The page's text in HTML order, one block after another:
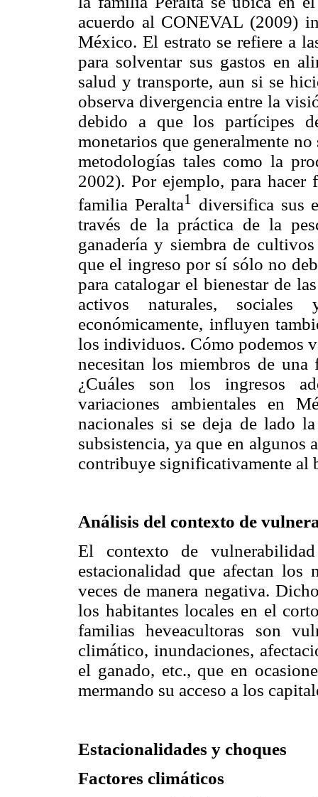
acuerdo al CONEVAL (2009)
México. El estrato se refiere a
para solventar sus gastos en
salud y transporte, aun si se
observa divergencia entre la
debido a que los partícipes
monetarios que generalmente
metodologías tales como la
2002). Por ejemplo, para
familia Peralta1
diversifica sus
través de la práctica de la
ganadería y siembra de
que el ingreso por sí sólo no
para catalogar el bienestar de
activos naturales,
económicamente, influyen
los individuos. Cómo podemos
necesitan los miembros de
¿Cuáles son los ingresos
variaciones ambientales en
nacionales si se deja de lado
subsistencia, ya que en algunos
contribuye significativamente al
Análisis del contexto de
El contexto de
estacionalidad que afectan los
veces de manera negativa.
los habitantes locales en el
familias heveacultoras son
climático, inundaciones,
el ganado, etc., que en
mermando su acceso a los
Estacionalidades y choques
Factores climáticos